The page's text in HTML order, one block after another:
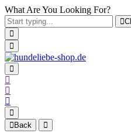
What Are You Looking For?
Back